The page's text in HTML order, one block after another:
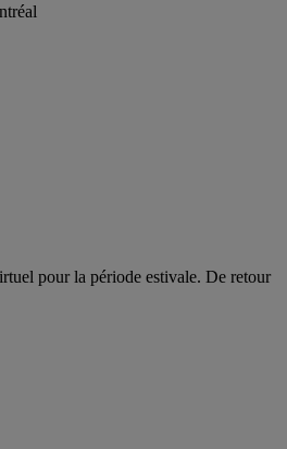
pour la période estivale. De retour